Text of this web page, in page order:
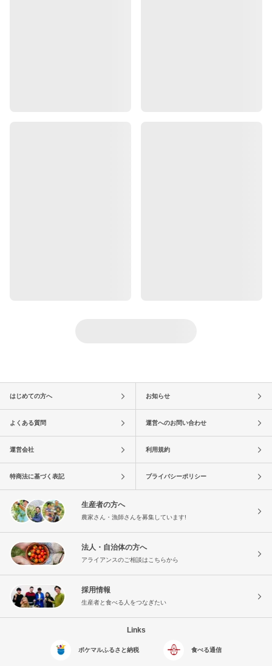
はじめての方へ お知らせ
よくある質問 運営へのお問い合わせ
運営会社 利用規約
特商法に基づく表記 プライバシーポリシー
生産者の方へ
農家さん・漁師さんを募集しています!
法人・自治体の方へ
アライアンスのご相談はこちらから
採用情報
生産者と食べる人をつなぎたい
Links
ポケマルふるさと納税 食べる通信